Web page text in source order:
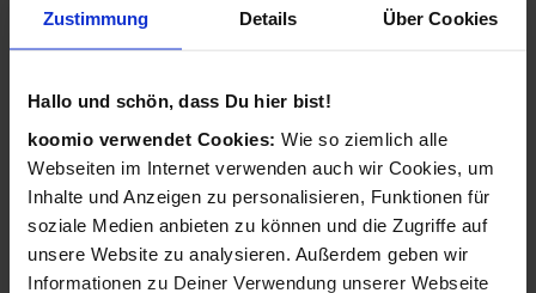
Zustimmung Details Über Cookies
Hallo und schön, dass Du hier bist!
koomio verwendet Cookies: Wie so ziemlich alle
Webseiten im Internet verwenden auch wir Cookies, um
Inhalte und Anzeigen zu personalisieren, Funktionen für
soziale Medien anbieten zu können und die Zugriffe auf
unsere Website zu analysieren. Außerdem geben wir
Informationen zu Deiner Verwendung unserer Webseite
Wie funktioniert koomio?
Geschäftsinformationen vervollständigen, Angebote
veröffentlichen - 3 Angebote sind für Sie immer kostenlos!
Wir kümmern uns dann darum, dass Ihre Informationen
zu Ihren Kunden gelangen: Auf der koomio-Webseite, in
unseren Apps und in Suchmaschinen - daheim auf der
Couch und unterwegs auf dem Smartphone!